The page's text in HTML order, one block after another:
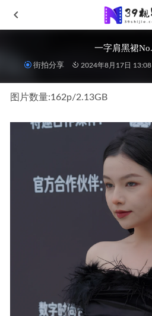
一字肩黑裙
街拍分享 2024年8月17日 13:08
图片数量:162p/2.13GB
2024-01-10
苏苏-高跟鞋、肉丝（脚尖微加固
05-15
牛仔短裤猫女郎J8582 2025-04-11
2024-06-16
2025-03-19